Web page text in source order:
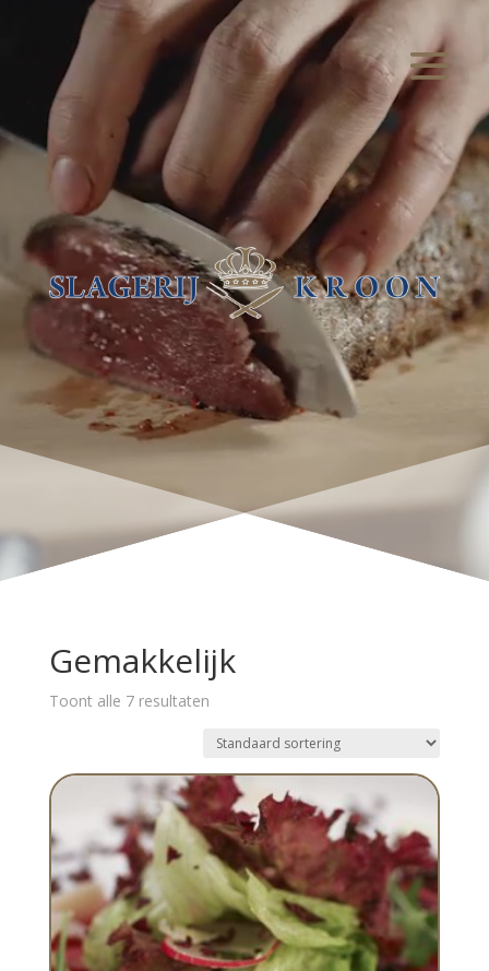
Gemakkelijk
Toont alle 7 resultaten